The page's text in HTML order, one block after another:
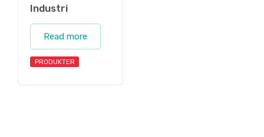
Industri
Read more
PRODUKTER